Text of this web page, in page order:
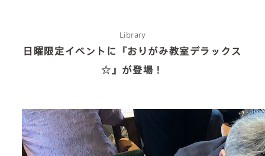
2 types of day service
Library
日曜限定イベントに『おりがみ教室デラックス
☆』が登場！